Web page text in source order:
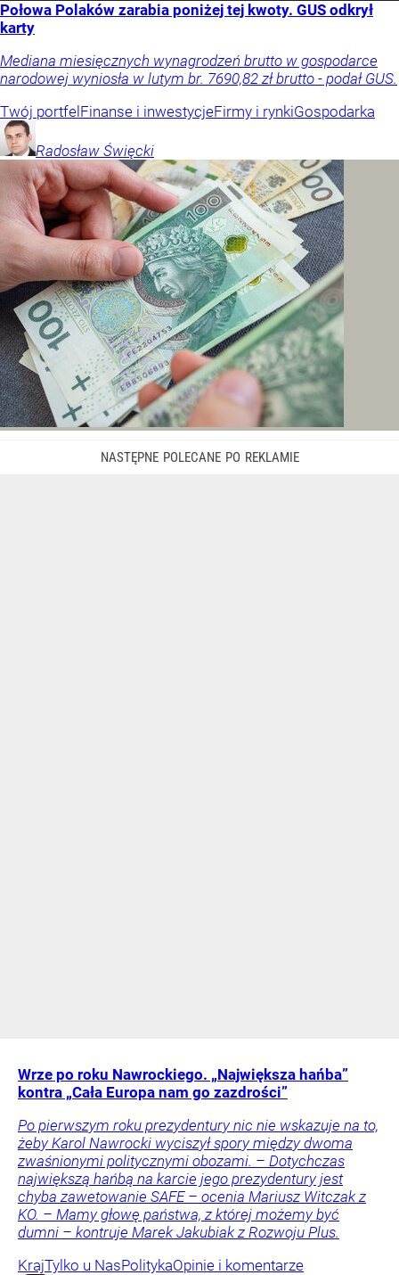
Połowa Polaków zarabia poniżej tej kwoty. GUS odkrył
karty
Mediana miesięcznych wynagrodzeń brutto w gospodarce
narodowej wyniosła w lutym br. 7690,82 zł brutto - podał GUS.
Twój portfelFinanse i inwestycjeFirmy i rynkiGospodarka
Radosław Święcki
Wrze po roku Nawrockiego. „Największa hańba”
kontra „Cała Europa nam go zazdrości”
Po pierwszym roku prezydentury nic nie wskazuje na to,
żeby Karol Nawrocki wyciszył spory między dwoma
zwaśnionymi politycznymi obozami. – Dotychczas
największą hańbą na karcie jego prezydentury jest
chyba zawetowanie SAFE – ocenia Mariusz Witczak z
KO. – Mamy głowę państwa, z której możemy być
dumni – kontruje Marek Jakubiak z Rozwoju Plus.
KrajTylko u NasPolitykaOpinie i komentarze